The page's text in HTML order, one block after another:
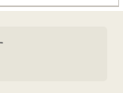
ーズに進入可能。無料
別に分けられる2か所設
ます。女性スタッフに好